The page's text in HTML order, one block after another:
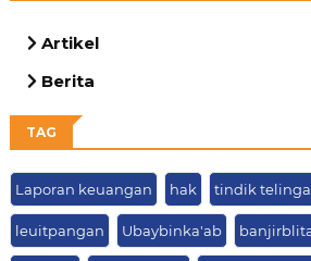
Artikel
Berita
TAG
Laporan keuangan hak tindik telinga
leuitpangan Ubaybinka'ab